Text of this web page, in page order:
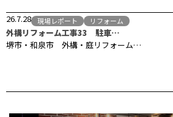
26.7.28 現場レポート リフォーム
外構リフォーム工事33 駐車…
堺市・和泉市 外構・庭リフォーム…